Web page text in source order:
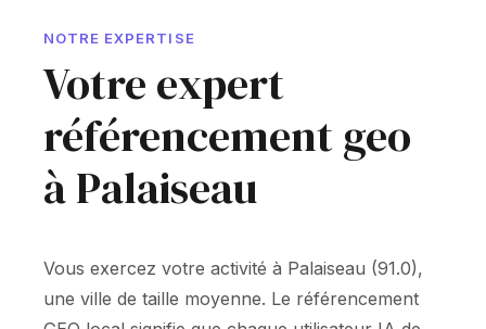
NOTRE EXPERTISE
Votre expert
référencement geo
à Palaiseau
Vous exercez votre activité à Palaiseau (91.0),
une ville de taille moyenne. Le référencement